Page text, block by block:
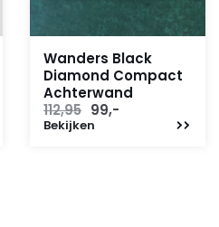
Wanders Black
Diamond Compact
Achterwand
112,95 Oorspronkelijke
prijs
99,-
Bekijken